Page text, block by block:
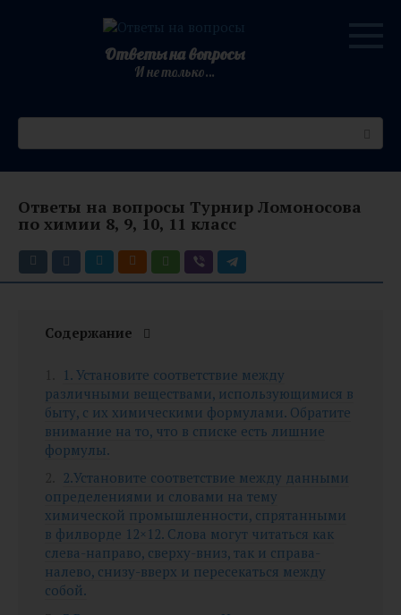
Ответы на вопросы
И не только…
Ответы на вопросы Турнир Ломоносова
по химии 8, 9, 10, 11 класс
Содержание
1. Установите соответствие между
различными веществами, использующимися в
быту, с их химическими формулами. Обратите
внимание на то, что в списке есть лишние
формулы.
2.Установите соответствие между данными
определениями и словами на тему
химической промышленности, спрятанными
в филворде 12×12. Слова могут читаться как
слева-направо, сверху-вниз, так и справа-
налево, снизу-вверх и пересекаться между
собой.